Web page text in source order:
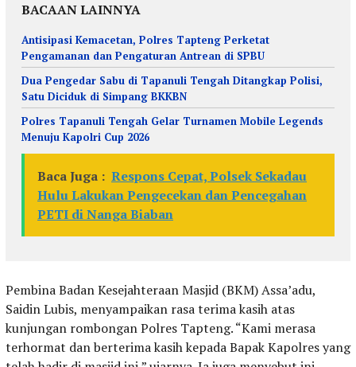
BACAAN LAINNYA
Antisipasi Kemacetan, Polres Tapteng Perketat
Pengamanan dan Pengaturan Antrean di SPBU
Dua Pengedar Sabu di Tapanuli Tengah Ditangkap Polisi,
Satu Diciduk di Simpang BKKBN
Polres Tapanuli Tengah Gelar Turnamen Mobile Legends
Menuju Kapolri Cup 2026
Baca Juga : Respons Cepat, Polsek Sekadau
Hulu Lakukan Pengecekan dan Pencegahan
PETI di Nanga Biaban
Pembina Badan Kesejahteraan Masjid (BKM) Assa’adu,
Saidin Lubis, menyampaikan rasa terima kasih atas
kunjungan rombongan Polres Tapteng. “Kami merasa
terhormat dan berterima kasih kepada Bapak Kapolres yang